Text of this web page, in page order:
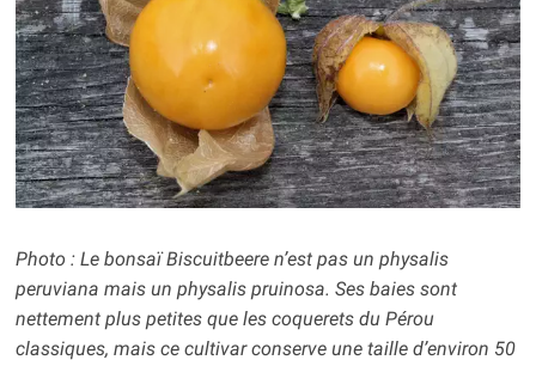
Photo : Le bonsaï Biscuitbeere n’est pas un physalis
peruviana mais un physalis pruinosa. Ses baies sont
nettement plus petites que les coquerets du Pérou
classiques, mais ce cultivar conserve une taille d’environ 50